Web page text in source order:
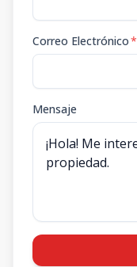
Correo Electrónico*
Mensaje